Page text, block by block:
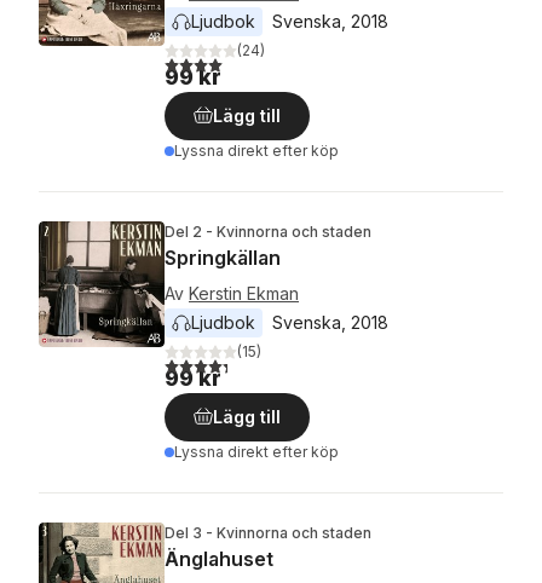
Ljudbok
Svenska 2018
4,0utav 5 stjärnor. Totalt antal röster:
(24)
99 kr
Lägg till
Lyssna direkt efter köp
Del 2 - Kvinnorna och staden
Springkällan
Av Kerstin Ekman
Ljudbok
Svenska 2018
4,3utav 5 stjärnor. Totalt antal röster:
(15)
99 kr
Lägg till
Lyssna direkt efter köp
Del 3 - Kvinnorna och staden
Änglahuset